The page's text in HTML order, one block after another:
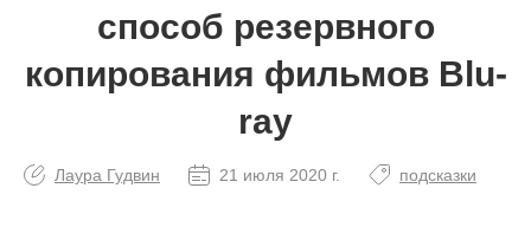
способ резервного
копирования фильмов Blu-
ray
Лаура Гудвин 21 июля 2020 г. подсказки